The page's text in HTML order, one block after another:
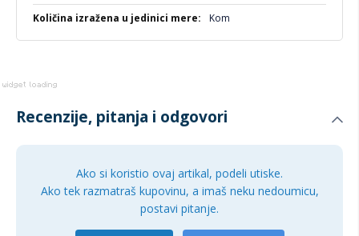
Kom
Recenzije, pitanja i odgovori
Ako si koristio ovaj artikal, podeli utiske.
Ako tek razmatraš kupovinu, a imaš neku nedoumicu,
postavi pitanje.